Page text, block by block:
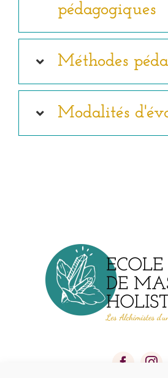
pédagogiques
Méthodes
Modalités